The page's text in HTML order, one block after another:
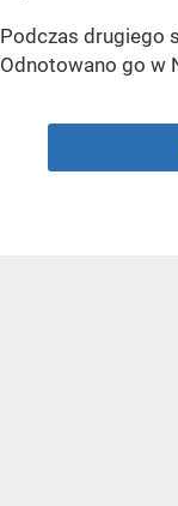
Podczas drugiego
Odnotowano go w